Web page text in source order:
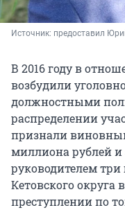
Источник: предоставил
В 2016 году в
возбудили
должностными
распределении
признали
миллиона рублей и
руководителем три
Кетовского округа
преступлении по